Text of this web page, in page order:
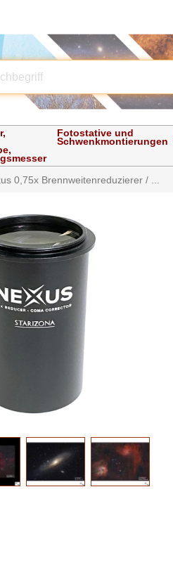
Fotostative und
Schwenkmontierungen
0,75x Brennweitenreduzierer / ...